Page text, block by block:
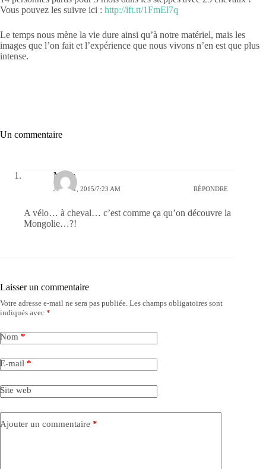
Vous pouvez les suivre ici : http://ift.tt/1FmEl7q
Le temps nous mène la vie dure ainsi qu’à notre matériel, mais les
images que l’on fait et l’expérience que nous vivons n’en est que plus
intense.
Un commentaire
Marie
JUIN 11, 2015/7:23 AM RÉPONDRE
A vélo… à cheval… c’est comme ça qu’on découvre la
Mongolie…?!
Laisser un commentaire
Votre adresse e-mail ne sera pas publiée. Les champs obligatoires sont
indiqués avec *
Nom *
E-mail *
Site web
Ajouter un commentaire *